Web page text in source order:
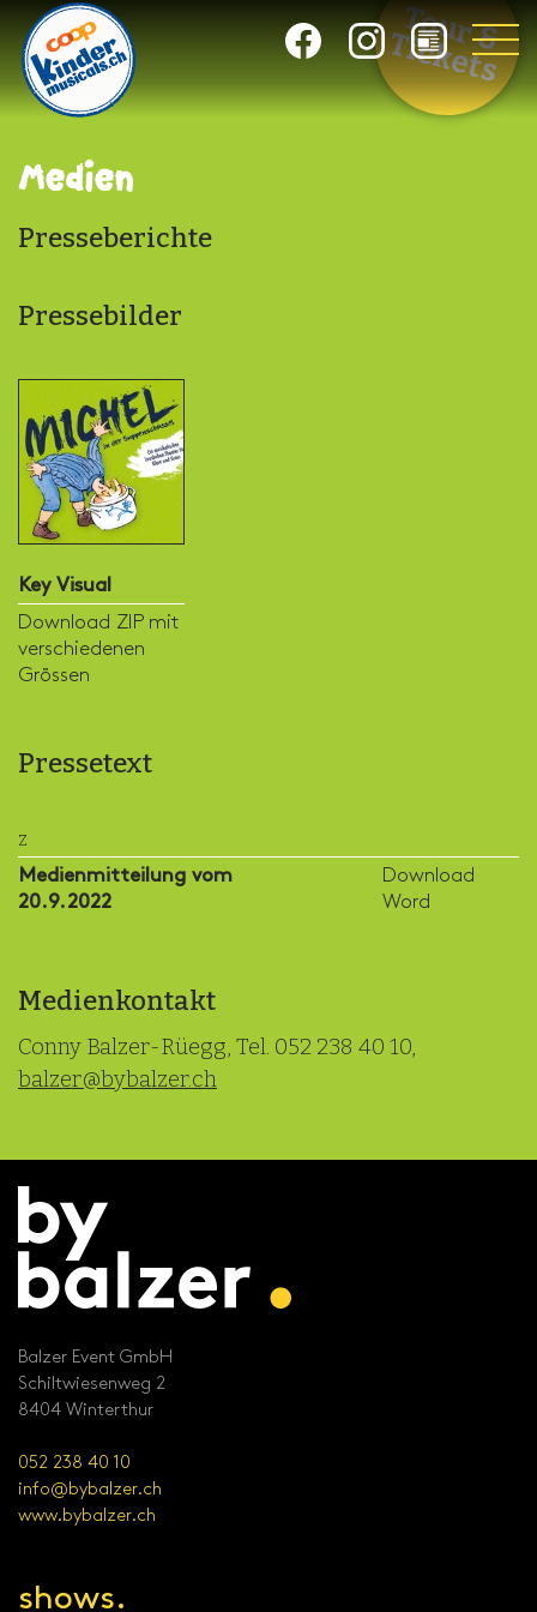
Tour &
Tickets
Medien
Presseberichte
Pressebilder
Key Visual
Download ZIP mit
verschiedenen
Grössen
Pressetext
z
Medienmitteilung vom
20.9.2022
Download
Word
Medienkontakt
Conny Balzer-Rüegg, Tel. 052 238 40 10,
balzer@bybalzer.ch
Balzer Event GmbH
Schiltwiesenweg 2
8404 Winterthur
052 238 40 10
info@bybalzer.ch
www.bybalzer.ch
shows.